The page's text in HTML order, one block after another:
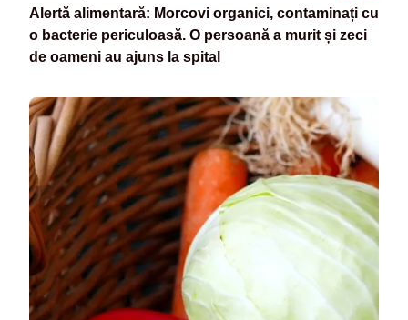
Alertă alimentară: Morcovi organici, contaminați cu
o bacterie periculoasă. O persoană a murit și zeci
de oameni au ajuns la spital